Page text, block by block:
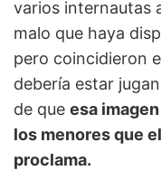
varios internautas
malo que haya
pero coincidieron
debería estar
de que esa
los menores que
proclama.